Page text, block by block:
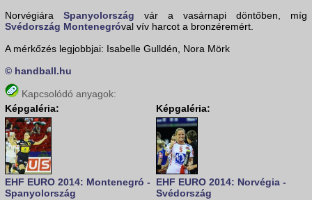
Norvégiára Spanyolország vár a vasárnapi döntőben, míg
Svédország Montenegróval vív harcot a bronzéremért.
A mérkőzés legjobbjai: Isabelle Gulldén, Nora Mörk
© handball.hu
Kapcsolódó anyagok:
Képgaléria:
EHF EURO 2014: Montenegró -
Spanyolország
Képgaléria:
EHF EURO 2014: Norvégia -
Svédország